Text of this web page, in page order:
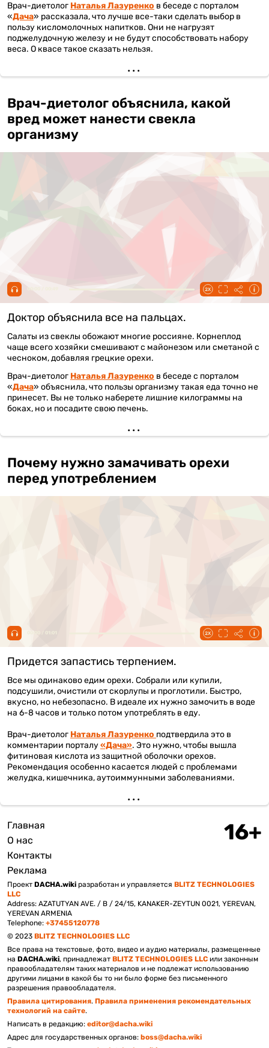
Врач-диетолог Наталья Лазуренко в беседе с порталом
«Дача» рассказала, что лучше все-таки сделать выбор в
пользу кисломолочных напитков. Они не нагрузят
поджелудочную железу и не будут способствовать набору
веса. О квасе такое сказать нельзя.
Врач-диетолог объяснила, какой
вред может нанести свекла
организму
Доктор объяснила все на пальцах.
Салаты из свеклы обожают многие россияне. Корнеплод
чаще всего хозяйки смешивают с майонезом или сметаной с
чесноком, добавляя грецкие орехи.
Врач-диетолог Наталья Лазуренко в беседе с порталом
«Дача» объяснила, что пользы организму такая еда точно не
принесет. Вы не только наберете лишние килограммы на
боках, но и посадите свою печень.
Почему нужно замачивать орехи
перед употреблением
Придется запастись терпением.
Все мы одинаково едим орехи. Собрали или купили,
подсушили, очистили от скорлупы и проглотили. Быстро,
вкусно, но небезопасно. В идеале их нужно замочить в воде
на 6-8 часов и только потом употреблять в еду.
Врач-диетолог Наталья Лазуренко подтвердила это в
комментарии порталу«Дача». Это нужно, чтобы вышла
фитиновая кислота из защитной оболочки орехов.
Рекомендация особенно касается людей с проблемами
желудка, кишечника, аутоиммунными заболеваниями.
Подвал
Главная
О нас
Контакты
Реклама
Проект DACHA.wiki разработан и управляется BLITZ TECHNOLOGIES
LLC
Address: AZATUTYAN AVE. / B / 24/15, KANAKER-ZEYTUN 0021, YEREVAN,
YEREVAN ARMENIA
Telephone: +37455120778
© 2023 BLITZ TECHNOLOGIES LLC
Все права на текстовые, фото, видео и аудио материалы, размещенные
на DACHA.wiki, принадлежат BLITZ TECHNOLOGIES LLC или законным
правообладателям таких материалов и не подлежат использованию
другими лицами в какой бы то ни было форме без письменного
разрешения правообладателя.
Правила цитирования. Правила применения рекомендательных
технологий на сайте.
Написать в редакцию: editor@dacha.wiki
Адрес для государственных органов: boss@dacha.wiki